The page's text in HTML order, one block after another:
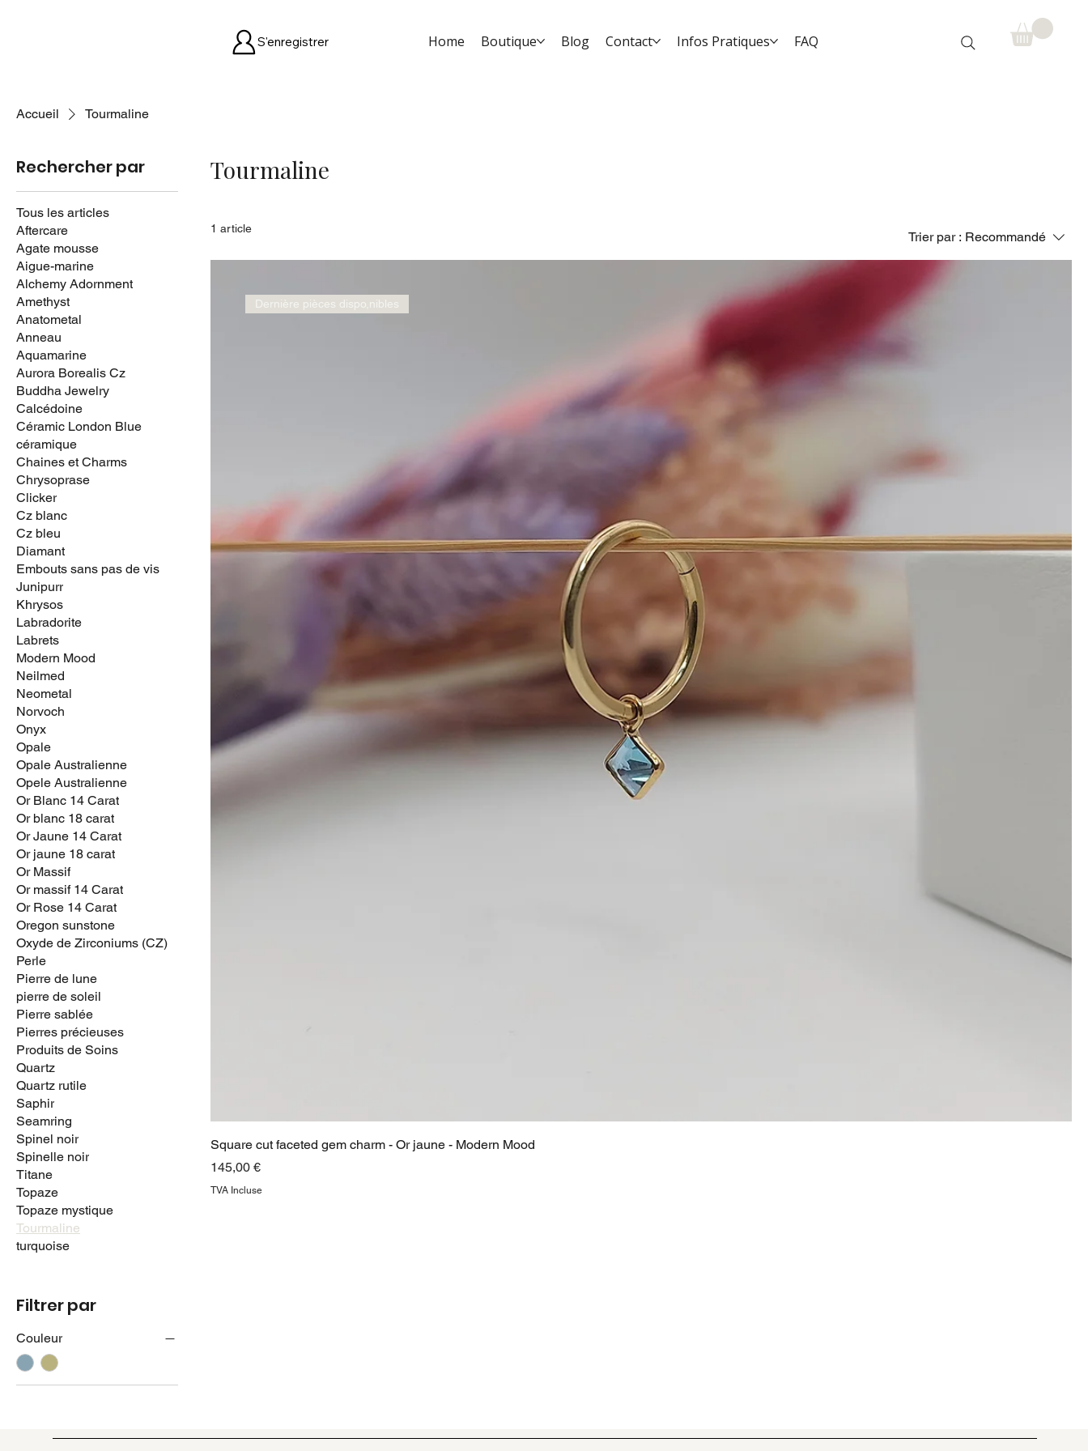
S'enregistrer Home Boutique Blog Contact Infos Pratiques FAQ
Accueil Tourmaline
Rechercher par
Tous les articles
Aftercare
Agate mousse
Aigue-marine
Alchemy Adornment
Amethyst
Anatometal
Anneau
Aquamarine
Aurora Borealis Cz
Buddha Jewelry
Calcédoine
Céramic London Blue
céramique
Chaines et Charms
Chrysoprase
Clicker
Cz blanc
Cz bleu
Diamant
Embouts sans pas de vis
Junipurr
Khrysos
Labradorite
Labrets
Modern Mood
Neilmed
Neometal
Norvoch
Onyx
Opale
Opale Australienne
Opele Australienne
Or Blanc 14 Carat
Or blanc 18 carat
Or Jaune 14 Carat
Or jaune 18 carat
Or Massif
Or massif 14 Carat
Or Rose 14 Carat
Oregon sunstone
Oxyde de Zirconiums (CZ)
Perle
Pierre de lune
pierre de soleil
Pierre sablée
Pierres précieuses
Produits de Soins
Quartz
Quartz rutile
Saphir
Seamring
Spinel noir
Spinelle noir
Titane
Topaze
Topaze mystique
Tourmaline
turquoise
Filtrer par
Couleur
Tourmaline
1 article
Trier par : Recommandé
Dernière pièces dispo,nibles
Square cut faceted gem charm - Or jaune - Modern Mood
Prix
145,00 €
TVA Incluse